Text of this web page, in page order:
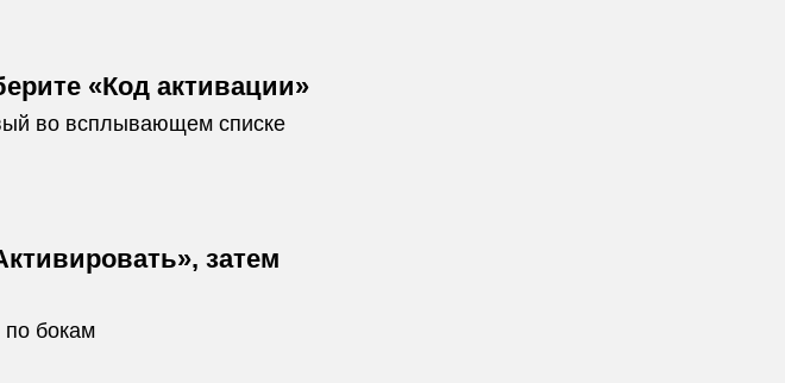
«Код активации»
во всплывающем списке
затем
по бокам